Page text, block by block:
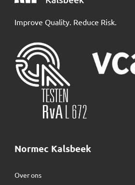
Improve Quality. Reduce Risk.
Normec Kalsbeek
Over ons